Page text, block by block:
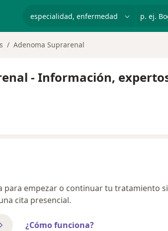
p. ej.
Adenoma Suprarenal
- Información,
para empezar o continuar tu tratamiento
cita presencial.
¿Cómo funciona?